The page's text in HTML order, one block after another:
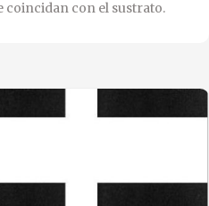
coincidan con el sustrato.